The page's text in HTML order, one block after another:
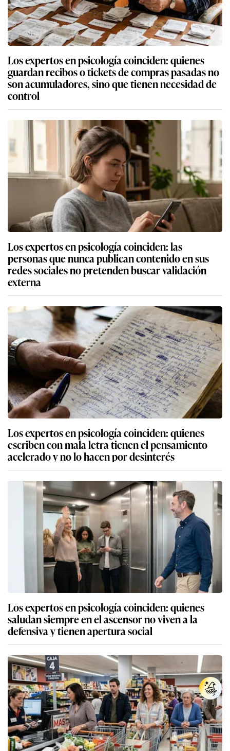
Los expertos en psicología coinciden: quienes
guardan recibos o tickets de compras pasadas no
son acumuladores, sino que tienen necesidad de
control
Los expertos en psicología coinciden: las
personas que nunca publican contenido en sus
redes sociales no pretenden buscar validación
externa
Los expertos en psicología coinciden: quienes
escriben con mala letra tienen el pensamiento
acelerado y no lo hacen por desinterés
Los expertos en psicología coinciden: quienes
saludan siempre en el ascensor no viven a la
defensiva y tienen apertura social